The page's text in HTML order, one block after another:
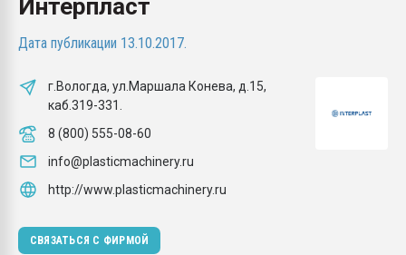
Интерпласт
Дата публикации 13.10.2017.
г.Вологда, ул.Маршала Конева, д.15,
каб.319-331.
8 (800) 555-08-60
info@plasticmachinery.ru
http://www.plasticmachinery.ru
СВЯЗАТЬСЯ С ФИРМОЙ